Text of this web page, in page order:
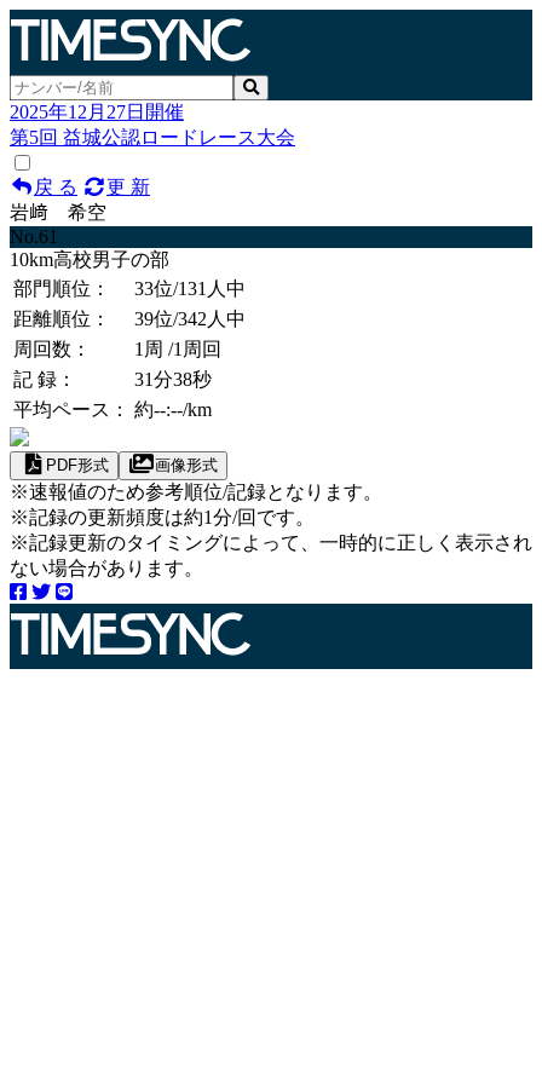
2025年12月27日開催
第5回 益城公認ロードレース大会
戻 る
更 新
岩﨑 希空
No.61
10km高校男子の部
部門順位：
33位/131人中
距離順位：
39位/342人中
周回数：
1周 /1周回
記 録：
31分38秒
平均ペース：
約--:--/km
PDF形式 画像形式
※速報値のため参考順位/記録となります。
※記録の更新頻度は約1分/回です。
※記録更新のタイミングによって、一時的に正しく表示され
ない場合があります。